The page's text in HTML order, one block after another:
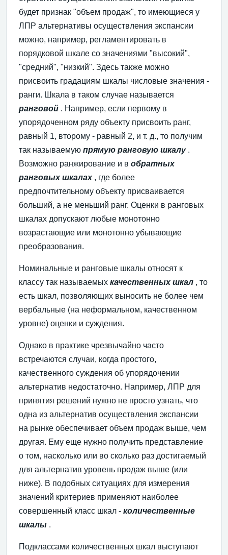
будет признак "объем продаж", то имеющиеся у
ЛПР альтернативы осуществления экспансии
можно, например, регламентировать в
порядковой шкале со значениями "высокий",
"средний", "низкий". Здесь также можно
присвоить градациям шкалы числовые значения -
ранги. Шкала в таком случае называется
ранговой . Например, если первому в
упорядоченном ряду объекту присвоить ранг,
равный 1, второму - равный 2, и т. д., то получим
так называемую прямую ранговую шкалу .
Возможно ранжирование и в обратных
ранговых шкалах , где более
предпочтительному объекту присваивается
больший, а не меньший ранг. Оценки в ранговых
шкалах допускают любые монотонно
возрастающие или монотонно убывающие
преобразования.
Номинальные и ранговые шкалы относят к
классу так называемых качественных шкал , то
есть шкал, позволяющих выносить не более чем
вербальные (на неформальном, качественном
уровне) оценки и суждения.
Однако в практике чрезвычайно часто
встречаются случаи, когда простого,
качественного суждения об упорядочении
альтернатив недостаточно. Например, ЛПР для
принятия решений нужно не просто узнать, что
одна из альтернатив осуществления экспансии
на рынке обеспечивает объем продаж выше, чем
другая. Ему еще нужно получить представление
о том, насколько или во сколько раз достигаемый
для альтернатив уровень продаж выше (или
ниже). В подобных ситуациях для измерения
значений критериев применяют наиболее
совершенный класс шкал - количественные
шкалы .
Подклассами количественных шкал выступают